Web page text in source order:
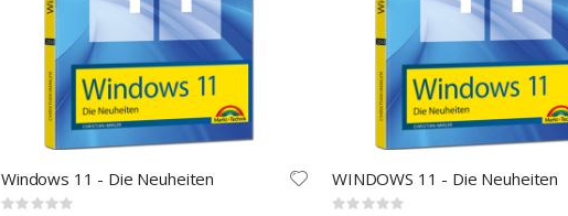
Windows 11 - Die Neuheiten
Rating:
WINDOWS 11 - Die Neuheiten
Rating: